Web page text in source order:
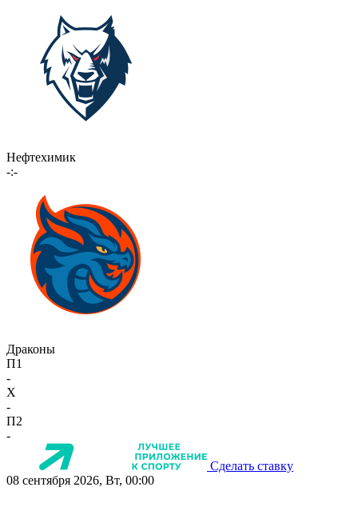
Нефтехимик
-:-
Драконы
П1
-
X
-
П2
-
Сделать ставку
08 сентября 2026, Вт, 00:00